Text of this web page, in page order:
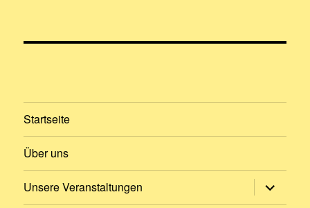
Startseite
Über uns
Unsere Veranstaltungen
öffnen